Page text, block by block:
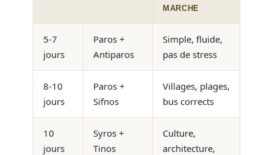
MARCHE
5-7
jours
Paros +
Antiparos
Simple, fluide,
pas de stress
8-10
jours
Paros +
Sifnos
Villages, plages,
bus corrects
10
jours
Syros +
Tinos
Culture,
architecture,